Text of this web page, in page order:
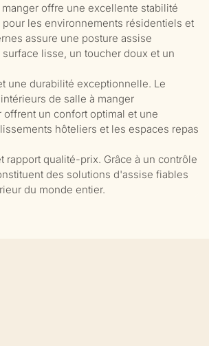
offre une excellente stabilité
les environnements résidentiels et
assure une posture assise
lisse, un toucher doux et un
une durabilité exceptionnelle. Le
de salle à manger
un confort optimal et une
hôteliers et les espaces repas
qualité-prix. Grâce à un contrôle
des solutions d'assise fiables
du monde entier.